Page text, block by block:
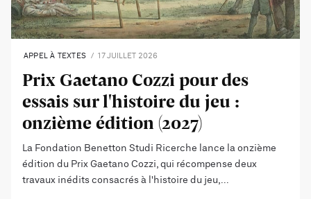
APPEL À TEXTES 17 JUILLET 2026
Prix Gaetano Cozzi pour des
essais sur l'histoire du jeu :
onzième édition (2027)
La Fondation Benetton Studi Ricerche lance la onzième
édition du Prix Gaetano Cozzi, qui récompense deux
travaux inédits consacrés à l'histoire du jeu,